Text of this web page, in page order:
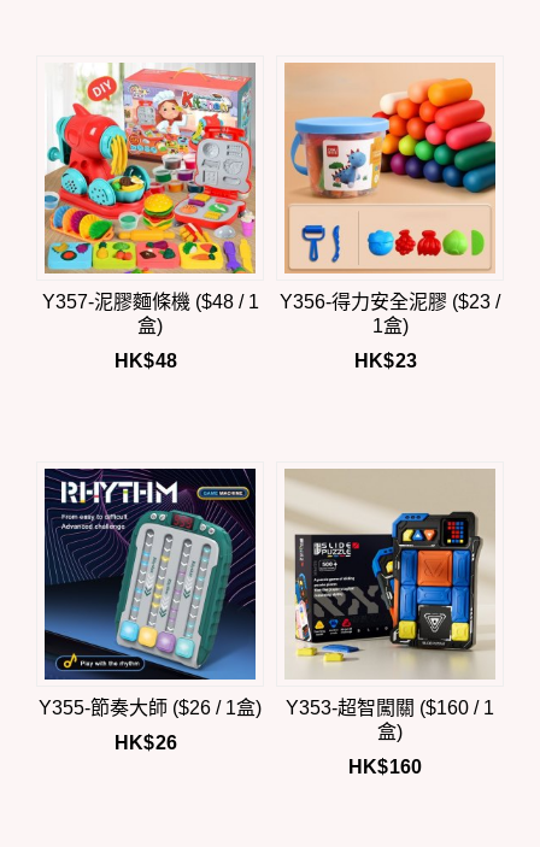
Y357-泥膠麵條機 ($48 / 1
盒)
HK$48
Y356-得力安全泥膠 ($23 /
1盒)
HK$23
Y355-節奏大師 ($26 / 1盒)
HK$26
Y353-超智闖關 ($160 / 1
盒)
HK$160